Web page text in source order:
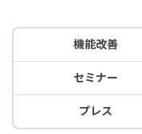
機能改善
セミナー
プレス